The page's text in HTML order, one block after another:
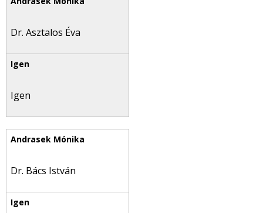
Dr. Asztalos Éva
Igen
Dr. Bács István